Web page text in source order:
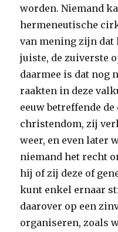
worden. Niemand
hermeneutische
van mening zijn dat
juiste, de zuiverste
daarmee is dat nog
raakten in deze
eeuw betreffende
christendom, zij
weer, en even later
niemand het recht
hij of zij deze of
kunt enkel ernaar
daarover op een
organiseren, zoals